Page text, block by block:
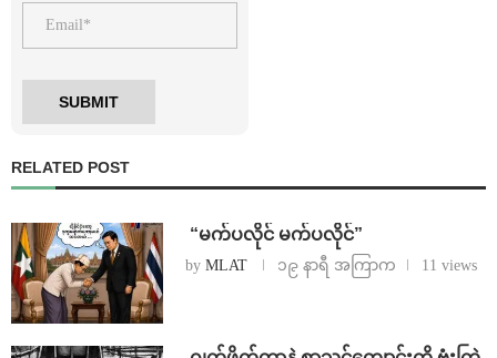
RELATED POST
⁨ ⁨“မက်ပလိုင် မက်ပလိုင်”
by MLAT ၁၉ နာရီ အကြာက 11 views